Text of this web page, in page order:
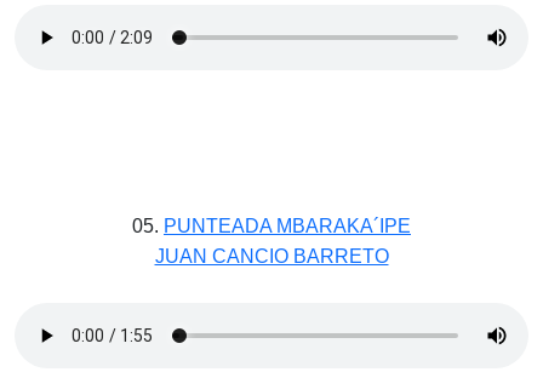
05. PUNTEADA MBARAKA´IPE
JUAN CANCIO BARRETO